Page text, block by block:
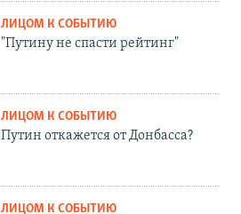
ЛИЦОМ К СОБЫТИЮ
"Путину не спасти рейтинг"
ЛИЦОМ К СОБЫТИЮ
Путин откажется от Донбасса?
ЛИЦОМ К СОБЫТИЮ